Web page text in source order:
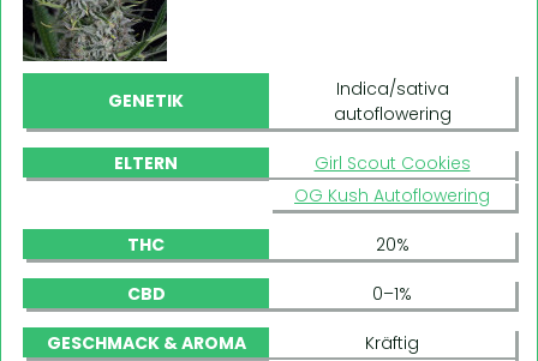
GENETIK
Indica/sativa
autoflowering
ELTERN
Girl Scout Cookies
OG Kush Autoflowering
THC 20%
CBD 0–1%
GESCHMACK & AROMA
Kräftig